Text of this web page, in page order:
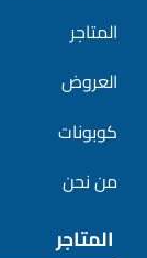
المتاجر
العروض
كوبونات
من نحن
المتاجر